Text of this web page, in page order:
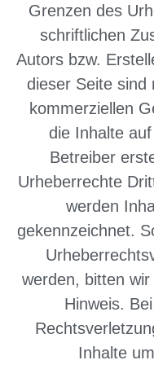
Grenzen des
schriftlichen
Autors bzw.
dieser Seite sind
kommerziellen
die Inhalte
Betreiber
Urheberrechte
werden
gekennzeichnet.
werden, bitten
Hinweis.
Inhalte